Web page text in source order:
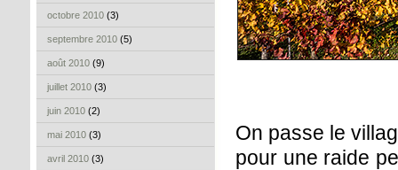
octobre 2010 (3)
septembre 2010 (5)
août 2010 (9)
juillet 2010 (3)
juin 2010 (2)
mai 2010 (3)
avril 2010 (3)
On passe le
pour une raide